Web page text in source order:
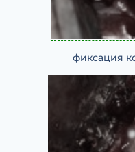
фиксация